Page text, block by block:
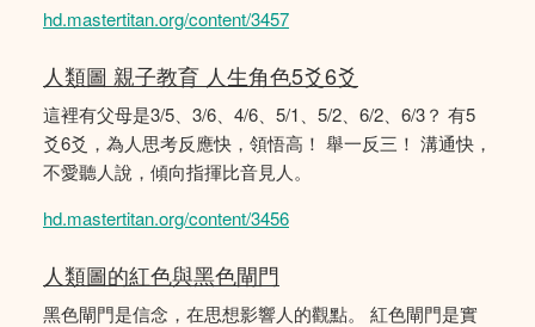
hd.mastertitan.org/content/3457
人類圖 親子教育 人生角色5爻6爻
這裡有父母是3/5、3/6、4/6、5/1、5/2、6/2、6/3？ 有5
爻6爻，為人思考反應快，領悟高！ 舉一反三！ 溝通快，
不愛聽人說，傾向指揮比音見人。
hd.mastertitan.org/content/3456
人類圖的紅色與黑色閘門
黑色閘門是信念，在思想影響人的觀點。 紅色閘門是實